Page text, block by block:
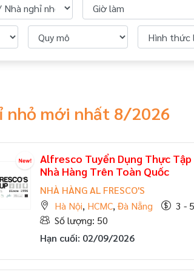
nhỏ mới nhất 8/2026
Alfresco Tuyển Dụng Thực Tập
Nhà Hàng Trên Toàn Quốc
NHÀ HÀNG AL FRESCO'S
Hà Nội, HCMC, Đà Nẵng
3 -
Số lượng: 50
Hạn cuối: 02/09/2026